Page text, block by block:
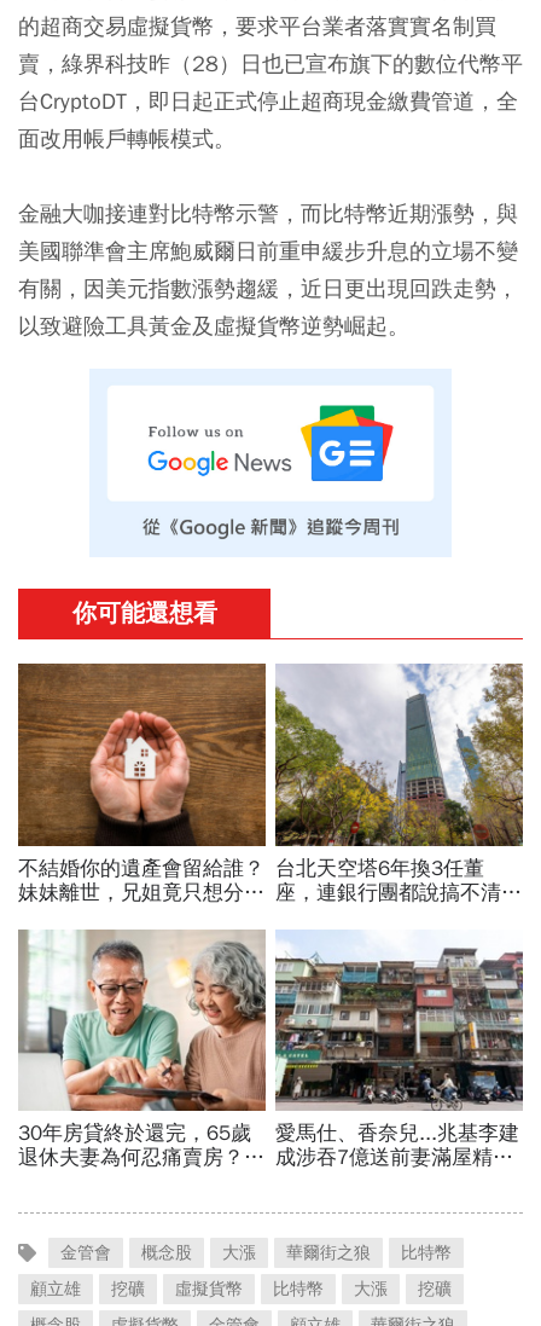
的超商交易虛擬貨幣，要求平台業者落實實名制買
賣，綠界科技昨（28）日也已宣布旗下的數位代幣平
台CryptoDT，即日起正式停止超商現金繳費管道，全
面改用帳戶轉帳模式。
金融大咖接連對比特幣示警，而比特幣近期漲勢，與
美國聯準會主席鮑威爾日前重申緩步升息的立場不變
有關，因美元指數漲勢趨緩，近日更出現回跌走勢，
以致避險工具黃金及虛擬貨幣逆勢崛起。
金管會 概念股 大漲 華爾街之狼
比特幣
顧立雄
挖礦 虛擬貨幣 比特幣 大漲
挖礦